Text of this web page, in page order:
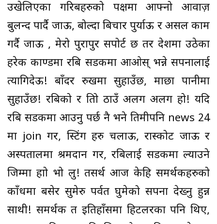
उखेलिएका गरिबहरुको पक्षमा आफ्नो आवाज़
बुलन्द पार्दै जाऊ, बोल्दा बिचार पुर्याऊ र असल काम
गर्दै जाऊ , मेरो पुरापुर सपोर्ट छ तर देशमा उठेका
हरेक काण्डमा रबि सडकमा आओस् भन्ने सपनालाई
त्यागिदेऊ! बाँदर रुखमा सुहाउँछ, माछा पानीमा
सुहाउँछ! रबिको र तिम्रो ठाउँ अलग अलग हो! यदि
रबि सडकमा आउनु पर्छ नै भने तिमीपनि news 24
मा join गर, स्टिंग हरु चलाऊ, रास्कोट जाऊ र
अस्पतालमा श्रमदान गर, रबिलाई सडकमा ल्याउने
जिम्मा हाम्रो भो लु! तसर्थ आज केहि समर्थकहरुको
काँधमा बसेर सुमेरु पर्वत घुमेको सपना देख्नु हुन्न
साथी! समर्थक त इतिहाँसमा हिटलरका पनि थिए,